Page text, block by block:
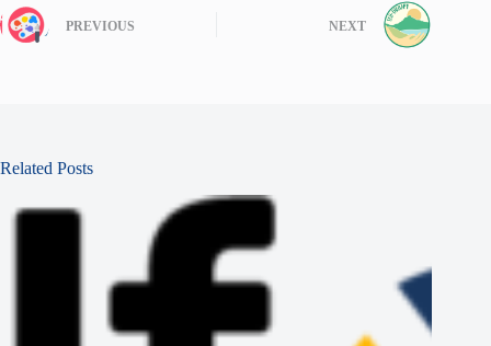
PREVIOUS NEXT
Related Posts